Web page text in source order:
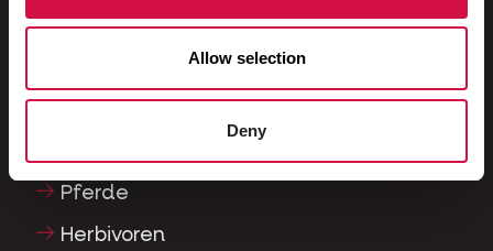
Allow selection
Deny
Reptilien
Pferde
Herbivoren